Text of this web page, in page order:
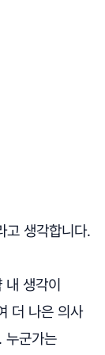
고 생각합니다.
내 생각이
더 나은 의사
누군가는